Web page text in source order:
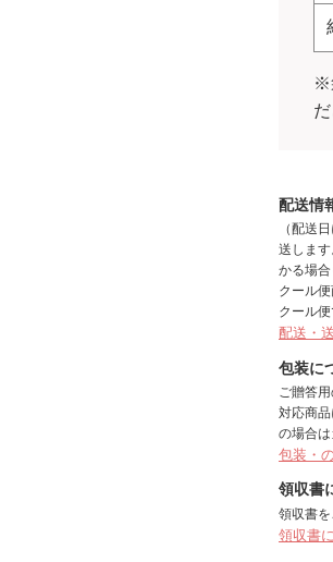
※
配送情
（配送
送しま
かる場合
クール
クール便
配送・
包装に
ご贈答
対応商
の場合は
包装・
領収書
領収書
領収書